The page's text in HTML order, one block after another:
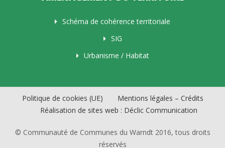
Schéma de cohérence territoriale
SIG
Urbanisme / Habitat
Politique de cookies (UE)
Mentions légales – Crédits
Réalisation de sites web : Déclic Communication
© Communauté de Communes du Warndt 2016, tous droits
réservés